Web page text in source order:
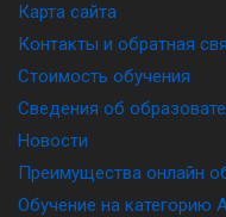
Карта сайта
Контакты и обратная
Стоимость обучения
Сведения об
Новости
Преимущества онлайн
Обучение на категорию